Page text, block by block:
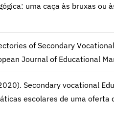
uma caça às bruxas
of Secondary
Journal of Educational
Secondary
escolares de uma oferta